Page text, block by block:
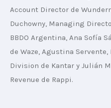
Account Director de
Duchowny, Managing
BBDO Argentina, Ana Sofía
de Waze, Agustina
Division de Kantar y Julián
Revenue de Rappi.